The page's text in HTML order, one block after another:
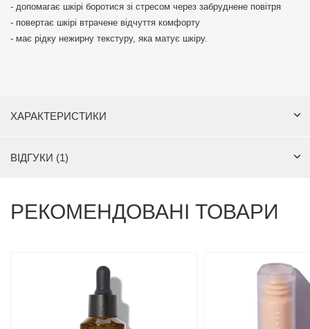
- допомагає шкірі боротися зі стресом через забруднене повітря
- повертає шкірі втрачене відчуття комфорту
- має рідку нежирну текстуру, яка матує шкіру.
ХАРАКТЕРИСТИКИ
ВІДГУКИ (1)
РЕКОМЕНДОВАНІ ТОВАРИ